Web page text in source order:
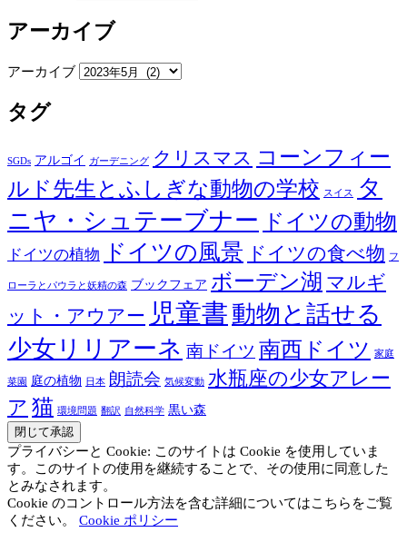
アーカイブ
アーカイブ
タグ
SGDs アルゴイ ガーデニング クリスマス コーンフィー
ルド先生とふしぎな動物の学校 スイス
タ
ニヤ・シュテーブナー ドイツの動物
ドイツの植物 ドイツの風景 ドイツの食べ物 フ
ローラとパウラと妖精の森 ブックフェア ボーデン湖 マルギ
ット・アウアー 児童書 動物と話せる
少女リリアーネ 南ドイツ 南西ドイツ 家庭
菜園 庭の植物 日本 朗読会 気候変動 水瓶座の少女アレー
ア 猫 環境問題 翻訳 自然科学 黒い森
プライバシーと Cookie: このサイトは Cookie を使用していま
す。このサイトの使用を継続することで、その使用に同意した
とみなされます。
Cookie のコントロール方法を含む詳細についてはこちらをご覧
ください。 Cookie ポリシー